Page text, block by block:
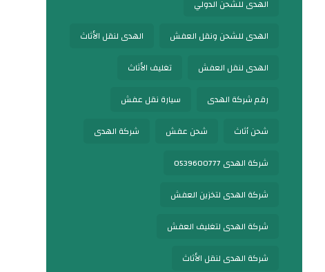
الهدى للشحن الدولي
الهدى للشحن ونقل العفش الهدى لنقل الأثاث
الهدى لنقل العفش تغليف الأثاث
رقم شركة الهدى سيارة نقل عفش
شحن أثاث شحن عفش شركة الهدى
شركة الهدى 0539600777
شركة الهدى لتخزين العفش
شركة الهدى لتغليف العفش
شركة الهدى لنقل الأثاث